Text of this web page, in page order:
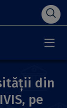
din
pe